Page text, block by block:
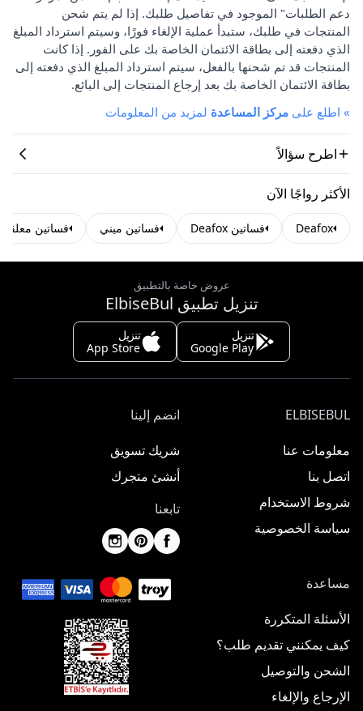
دعم الطلبات" الموجود في تفاصيل طلبك. إذا لم يتم شحن
المنتجات في طلبك، ستبدأ عملية الإلغاء فورًا، وسيتم استرداد المبلغ
الذي دفعته إلى بطاقة الائتمان الخاصة بك على الفور. إذا كانت
المنتجات قد تم شحنها بالفعل، سيتم استرداد المبلغ الذي دفعته إلى
بطاقة الائتمان الخاصة بك بعد إرجاع المنتجات إلى البائع.
» اطلع على مركز المساعدة لمزيد من المعلومات
اطرح سؤالاً
الأكثر رواجًا الآن
Deafox فساتين Deafox فساتين ميني فساتين معلقة
عروض خاصة بالتطبيق
تنزيل تطبيق ElbiseBul
تنزيل
Google Play
تنزيل
App Store
ELBISEBUL
معلومات عنا
اتصل بنا
شروط الاستخدام
سياسة الخصوصية
انضم إلينا
شريك تسويق
أنشئ متجرك
تابعنا
مساعدة
الأسئلة المتكررة
كيف يمكنني تقديم طلب؟
الشحن والتوصيل
الإرجاع والإلغاء